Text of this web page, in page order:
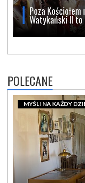
Poza
Watykański II to
POLECANE
MYŚLI NA KAŻDY